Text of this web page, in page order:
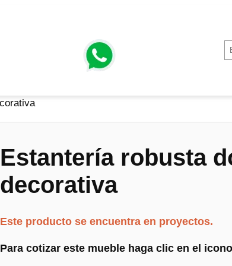
Estantería robusta
decorativa
Este producto se encuentra en proyectos.
Para cotizar este mueble haga clic en el